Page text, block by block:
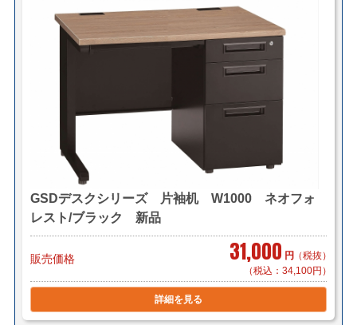
（利用条件はこちら）
6,300円～/1件（税別）でお届け致します。
＊対応可能地域「東京23区内」「横浜・川崎」「千葉県
一部(東京より千葉市まで」
＊物量、商品によってお見積り致します。
＊階段作業、経路養生は別途見積もりとなります。
＊組立対応可 組立費 7,100円/1台（税別）
【小口送り付け便】＊軒先渡し（要お客様搬入・組立）
6,300円～/1台（税別）でお届け致します。
GSDデスクシリーズ 片袖机 W1000 ネオフォ
レスト/ブラック 新品
販売価格 31,000 円 （税抜）
（税込：34,100円）
詳細を見る